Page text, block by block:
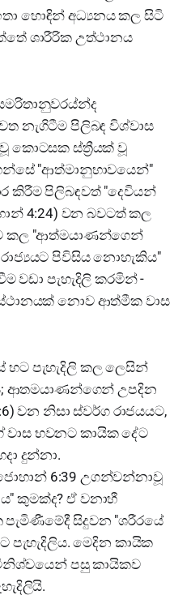
හොඳින් අධ්‍යනය කල සිටි
ශාරීරික උත්ථානය
නැගිටීම පිලිබඳ විශ්වාස
කොටසක ස්ත්‍රීයක් වූ
"ආත්මානුභාවයෙන්"
කිරීම පිලිබඳවත් "දෙවියන්
4:24) වන බවටත් කල
කල "ආත්මයාණන්ගෙන්
පිවිසිය නොහැකිය"
වඩා පැහැදිලි කරමින් -
නොව ආත්මීක වාස
පැහැදිලි කල ලෙසින්
ආතමයාණන්ගෙන් උපදින
වන නිසා ස්වර්ග රාජයයට,
භවනට කායික දේට
දුන්නා.
6:39 උගන්වන්නාවූ
කුමක්ද? ඒ වනාහී
සිදුවන "ශරීරයේ
පැහැදිලිය. මෙදින කායික
පසු කායිකව